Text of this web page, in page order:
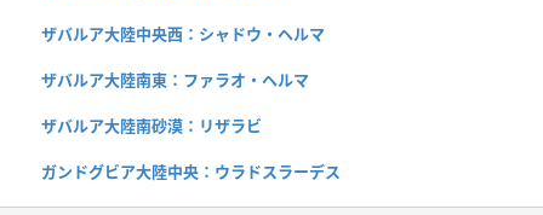
ザバルア大陸中央西：シャドウ・ヘルマ
ザバルア大陸南東：ファラオ・ヘルマ
ザバルア大陸南砂漠：リザラビ
ガンドグビア大陸中央：ウラドスラーデス